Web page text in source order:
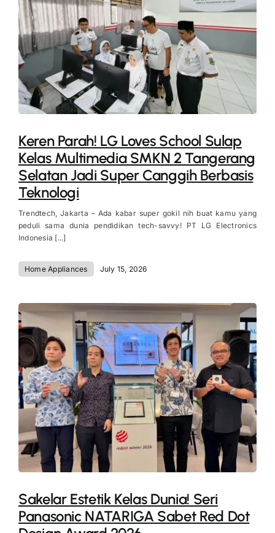
Keren Parah! LG Loves School Sulap
Kelas Multimedia SMKN 2 Tangerang
Selatan Jadi Super Canggih Berbasis
Teknologi
Trendtech, Jakarta – Ada kabar super gokil nih buat kamu yang
peduli sama dunia pendidikan tech-savvy! PT LG Electronics
Indonesia [...]
Home Appliances July 15, 2026
Sakelar Estetik Kelas Dunia! Seri
Panasonic NATARIGA Sabet Red Dot